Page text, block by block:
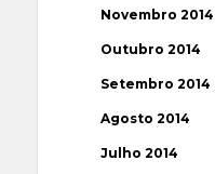
Novembro 2014
Outubro 2014
Setembro 2014
Agosto 2014
Julho 2014